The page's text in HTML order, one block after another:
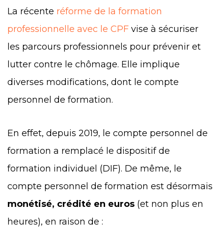
La récente réforme de la formation
professionnelle avec le CPF vise à sécuriser
les parcours professionnels pour prévenir et
lutter contre le chômage. Elle implique
diverses modifications, dont le compte
personnel de formation.
En effet, depuis 2019, le compte personnel de
formation a remplacé le dispositif de
formation individuel (DIF). De même, le
compte personnel de formation est désormais
monétisé, crédité en euros (et non plus en
heures), en raison de :